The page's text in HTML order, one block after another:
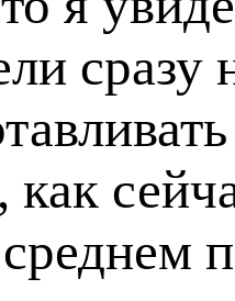
сразу
как